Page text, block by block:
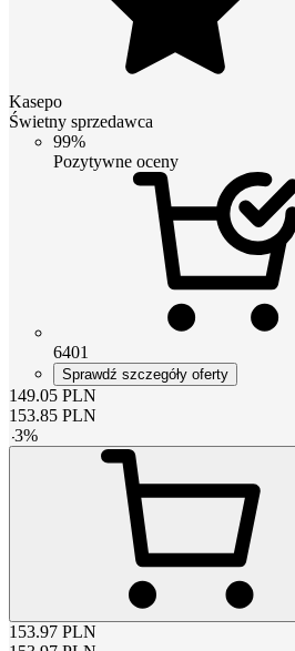
Kasepo
Świetny sprzedawca
99%
Pozytywne oceny
6401
Sprawdź szczegóły oferty
149.05 PLN
153.85 PLN
-3%
153.97 PLN